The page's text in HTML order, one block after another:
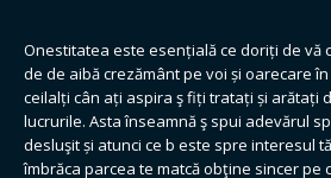
Onestitatea este esențială ce doriți de vă
de de aibă crezământ pe voi și oarecare
ceilalți cân ați aspira ş fiți tratați și arătați
lucrurile. Asta înseamnă ş spui adevărul
desluşit și atunci ce b este spre interesul
îmbrăca parcea te matcă obţine sincer pe